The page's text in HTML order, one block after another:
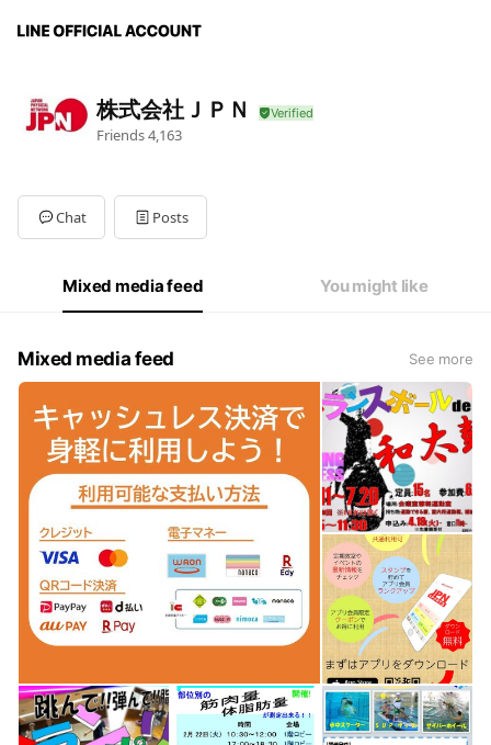
株式会社ＪＰＮ
Friends4,163
Chat Posts
Mixed media feed You might like
Mixed media feed See more